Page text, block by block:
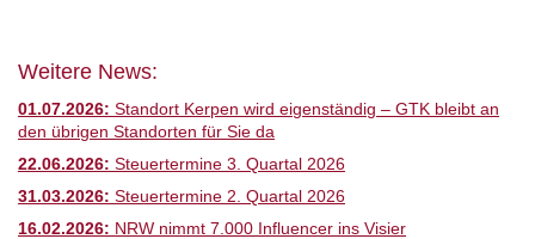
Weitere News:
01.07.2026: Standort Kerpen wird eigenständig – GTK bleibt an
den übrigen Standorten für Sie da
22.06.2026: Steuertermine 3. Quartal 2026
31.03.2026: Steuertermine 2. Quartal 2026
16.02.2026: NRW nimmt 7.000 Influencer ins Visier